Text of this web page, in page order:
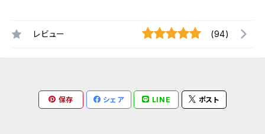
レビュー (94)
保存 シェア LINE ポスト